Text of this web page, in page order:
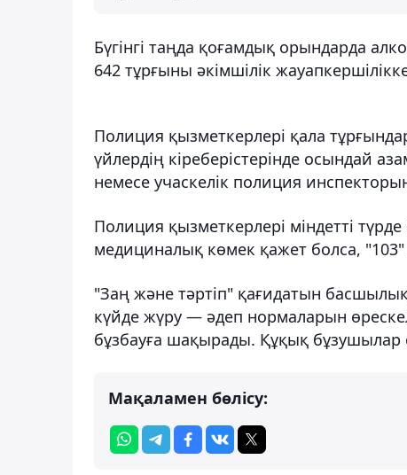
Бүгінгі таңда қоғамдық орындарда
642 тұрғыны әкімшілік
Полиция қызметкерлері қала
үйлердің кіреберістерінде осындай
немесе учаскелік полиция
Полиция қызметкерлері міндетті
медициналық көмек қажет болса,
"Заң және тәртіп" қағидатын
күйде жүру — әдеп нормаларын
бұзбауға шақырады. Құқық бұзушылар
Мақаламен бөлісу: